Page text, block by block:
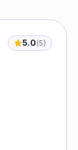
5.0(5)